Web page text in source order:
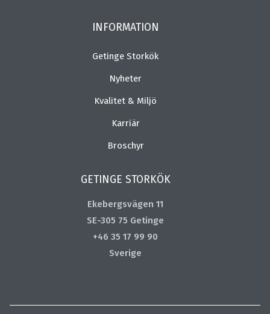
INFORMATION
Getinge Storkök
Nyheter
Kvalitet & Miljö
Karriär
Broschyr
GETINGE STORKÖK
Ekebergsvägen 11
SE-305 75 Getinge
+46 35 17 99 90
Sverige